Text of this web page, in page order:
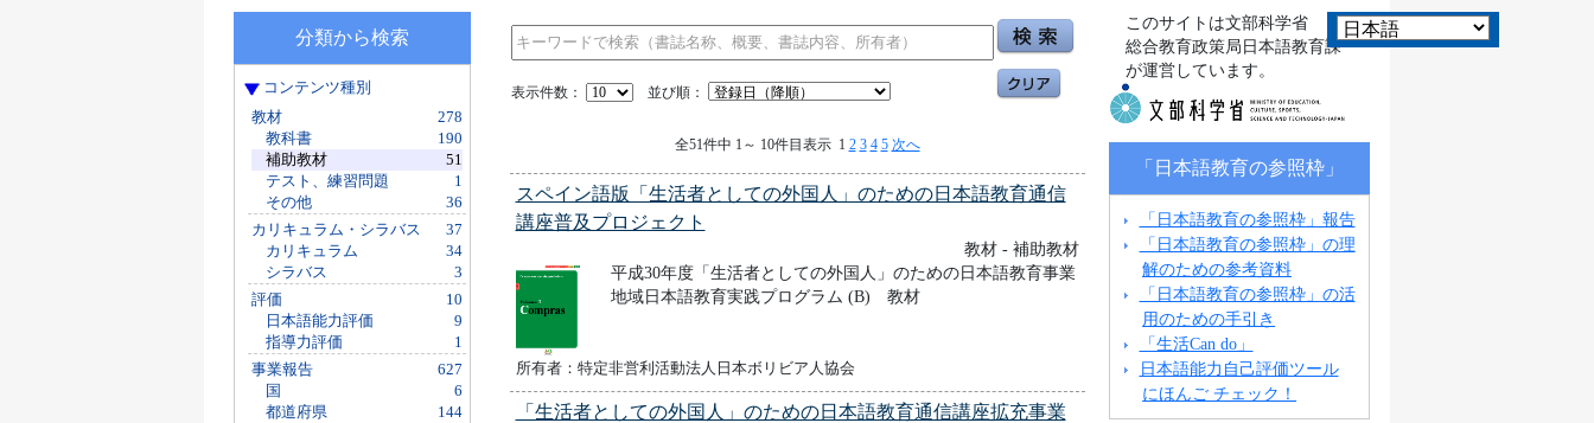
分類から検索
コンテンツ種別
教材
278
教科書
190
補助教材
51
テスト、練習問題
1
その他
36
カリキュラム・シラバス
37
カリキュラム
34
シラバス
3
評価
10
日本語能力評価
9
指導力評価
1
事業報告
627
国
6
都道府県
144
表示件数： 並び順：
全51件中 1～ 10件目表示 1 2 3 4 5 次へ
スペイン語版「生活者としての外国人」のための日本語教育通信
講座普及プロジェクト
教材 - 補助教材
平成30年度「生活者としての外国人」のための日本語教育事業
地域日本語教育実践プログラム (B) 教材
所有者：特定非営利活動法人日本ボリビア人協会
「生活者としての外国人」のための日本語教育通信講座拡充事業
このサイトは文部科学省
総合教育政策局日本語教育課
が運営しています。
「日本語教育の参照枠」
「日本語教育の参照枠」報告
「日本語教育の参照枠」の理
解のための参考資料
「日本語教育の参照枠」の活
用のための手引き
「生活Can do」
日本語能力自己評価ツール
にほんご チェック！